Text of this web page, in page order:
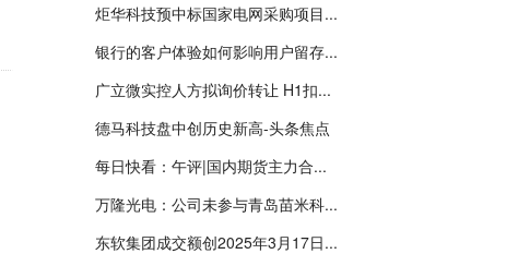
炬华科技预中标国家电网采购项目...
银行的客户体验如何影响用户留存...
广立微实控人方拟询价转让 H1扣...
德马科技盘中创历史新高-头条焦点
每日快看：午评|国内期货主力合...
万隆光电：公司未参与青岛苗米科...
东软集团成交额创2025年3月17日...